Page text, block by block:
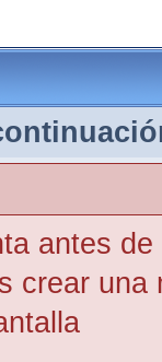
antes
crear